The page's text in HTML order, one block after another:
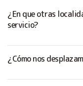
¿En que otras
servicio?
¿Cómo nos